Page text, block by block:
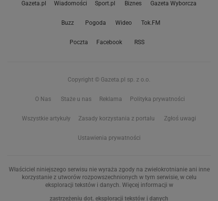
Gazeta.pl Wiadomości Sport.pl Biznes Gazeta Wyborcza
Buzz Pogoda Wideo Tok.FM
Poczta Facebook RSS
Copyright © Gazeta.pl sp. z o.o.
O Nas Staże u nas Reklama Polityka prywatności
Wszystkie artykuły Zasady korzystania z portalu Zgłoś uwagi
Ustawienia prywatności
Właściciel niniejszego serwisu nie wyraża zgody na zwielokrotnianie ani inne
korzystanie z utworów rozpowszechnionych w tym serwisie, w celu
eksploracji tekstów i danych. Więcej informacji w
zastrzeżeniu dot. eksploracji tekstów i danych